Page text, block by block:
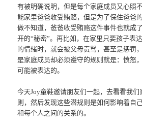
有被明确说明，但是每个家庭成员又心照
能家里爸爸收受贿赂，但是为了保住爸爸
做不知道，爸爸收受贿赂这件事件也就成
开的“秘密”。再比如，在家里只要孩子表
的情绪时，就会被父母责骂，甚至是惩罚
是家庭成员却必须遵守的规则就是：愤怒
可能被表达的。
今天Joy童鞋邀请朋友们一起，去看看我们
则，然后发现这些潜规则是如何影响着自
和每个人之间的关系的。